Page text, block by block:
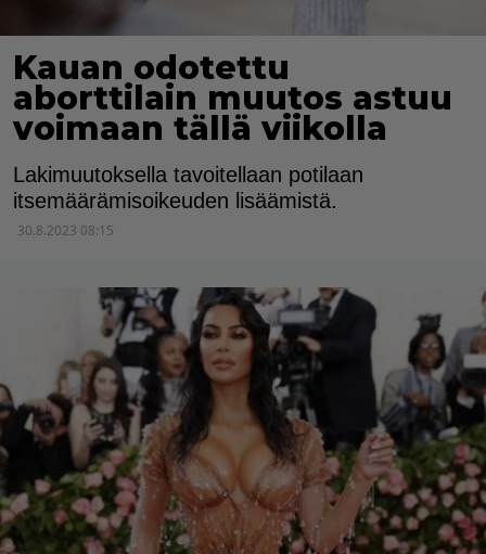
Kauan odotettu
aborttilain muutos astuu
voimaan tällä viikolla
Lakimuutoksella tavoitellaan potilaan
itsemäärämisoikeuden lisäämistä.
30.8.2023 08:15